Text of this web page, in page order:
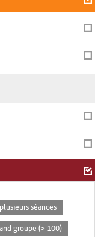
séances
groupe (> 100)